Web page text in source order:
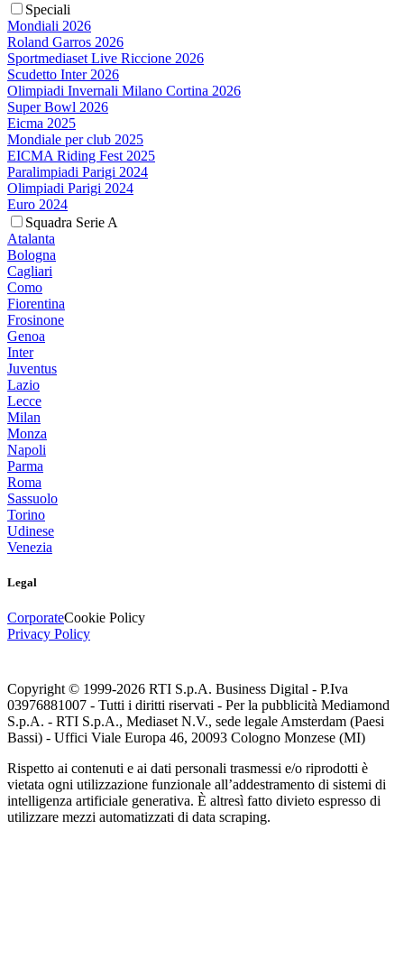
Speciali
Mondiali 2026
Roland Garros 2026
Sportmediaset Live Riccione 2026
Scudetto Inter 2026
Olimpiadi Invernali Milano Cortina 2026
Super Bowl 2026
Eicma 2025
Mondiale per club 2025
EICMA Riding Fest 2025
Paralimpiadi Parigi 2024
Olimpiadi Parigi 2024
Euro 2024
Squadra Serie A
Atalanta
Bologna
Cagliari
Como
Fiorentina
Frosinone
Genoa
Inter
Juventus
Lazio
Lecce
Milan
Monza
Napoli
Parma
Roma
Sassuolo
Torino
Udinese
Venezia
Legal
CorporateCookie Policy
Privacy Policy
Copyright © 1999-2026 RTI S.p.A. Business Digital - P.Iva
03976881007 - Tutti i diritti riservati - Per la pubblicità Mediamond
S.p.A. - RTI S.p.A., Mediaset N.V., sede legale Amsterdam (Paesi
Bassi) - Uffici Viale Europa 46, 20093 Cologno Monzese (MI)
Rispetto ai contenuti e ai dati personali trasmessi e/o riprodotti è
vietata ogni utilizzazione funzionale all’addestramento di sistemi di
intelligenza artificiale generativa. È altresì fatto divieto espresso di
utilizzare mezzi automatizzati di data scraping.